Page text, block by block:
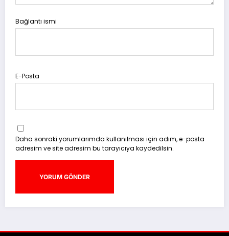
Bağlantı ismi
E-Posta
Daha sonraki yorumlarımda kullanılması için adım, e-posta
adresim ve site adresim bu tarayıcıya kaydedilsin.